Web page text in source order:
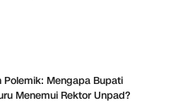
Polemik: Mengapa Bupati
Menemui Rektor Unpad?